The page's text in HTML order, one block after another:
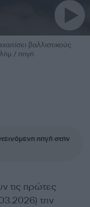
βαλλιστικούς
/ πηγή
πηγή στην
τις πρώτες
την